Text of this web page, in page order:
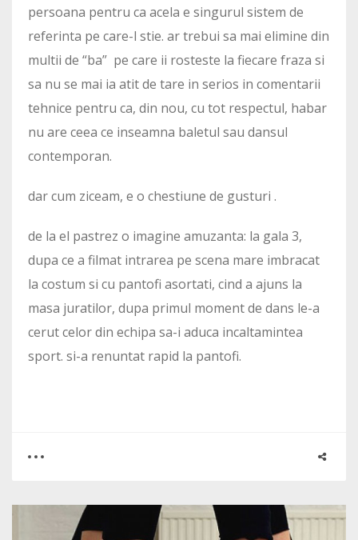
persoana pentru ca acela e singurul sistem de
referinta pe care-l stie. ar trebui sa mai elimine din
multii de “ba” pe care ii rosteste la fiecare fraza si
sa nu se mai ia atit de tare in serios in comentarii
tehnice pentru ca, din nou, cu tot respectul, habar
nu are ceea ce inseamna baletul sau dansul
contemporan.
dar cum ziceam, e o chestiune de gusturi .
de la el pastrez o imagine amuzanta: la gala 3,
dupa ce a filmat intrarea pe scena mare imbracat
la costum si cu pantofi asortati, cind a ajuns la
masa juratilor, dupa primul moment de dans le-a
cerut celor din echipa sa-i aduca incaltamintea
sport. si-a renuntat rapid la pantofi.